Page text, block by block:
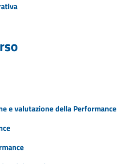
e valutazione della Performance